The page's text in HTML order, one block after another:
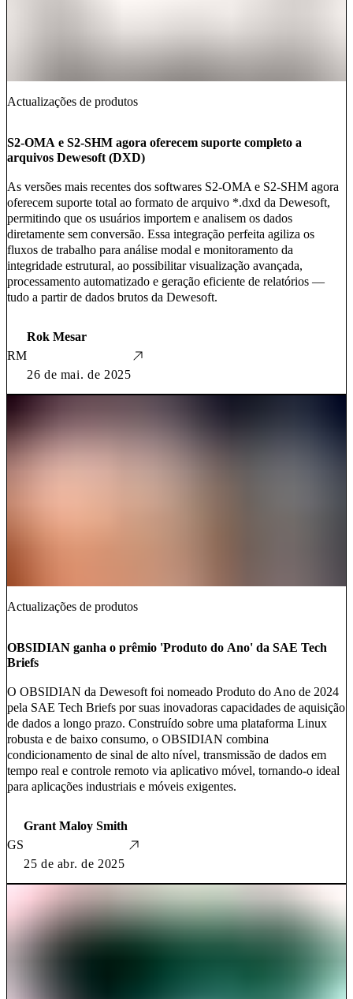
Actualizações de produtos
S2-OMA e S2-SHM agora oferecem suporte completo a
arquivos Dewesoft (DXD)
As versões mais recentes dos softwares S2-OMA e S2-SHM agora
oferecem suporte total ao formato de arquivo *.dxd da Dewesoft,
permitindo que os usuários importem e analisem os dados
diretamente sem conversão. Essa integração perfeita agiliza os
fluxos de trabalho para análise modal e monitoramento da
integridade estrutural, ao possibilitar visualização avançada,
processamento automatizado e geração eficiente de relatórios —
tudo a partir de dados brutos da Dewesoft.
RM
Rok Mesar
26 de mai. de 2025
Actualizações de produtos
OBSIDIAN ganha o prêmio 'Produto do Ano' da SAE Tech
Briefs
O OBSIDIAN da Dewesoft foi nomeado Produto do Ano de 2024
pela SAE Tech Briefs por suas inovadoras capacidades de aquisição
de dados a longo prazo. Construído sobre uma plataforma Linux
robusta e de baixo consumo, o OBSIDIAN combina
condicionamento de sinal de alto nível, transmissão de dados em
tempo real e controle remoto via aplicativo móvel, tornando-o ideal
para aplicações industriais e móveis exigentes.
GS
Grant Maloy Smith
25 de abr. de 2025